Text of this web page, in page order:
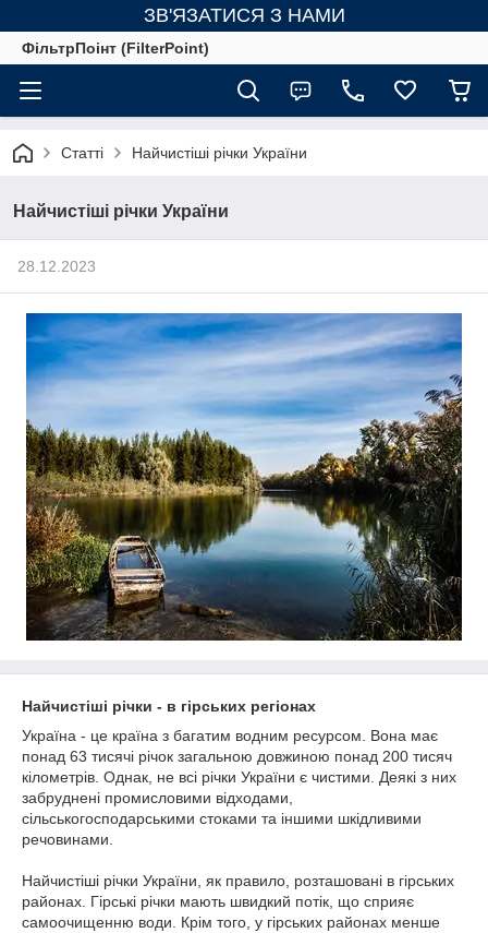
ЗВ'ЯЗАТИСЯ З НАМИ
ФільтрПоінт (FilterPoint)
Статті Найчистіші річки України
Найчистіші річки України
28.12.2023
Найчистіші річки - в гірських регіонах
Україна - це країна з багатим водним ресурсом. Вона має
понад 63 тисячі річок загальною довжиною понад 200 тисяч
кілометрів. Однак, не всі річки України є чистими. Деякі з них
забруднені промисловими відходами,
сільськогосподарськими стоками та іншими шкідливими
речовинами.
Найчистіші річки України, як правило, розташовані в гірських
районах. Гірські річки мають швидкий потік, що сприяє
самоочищенню води. Крім того, у гірських районах менше